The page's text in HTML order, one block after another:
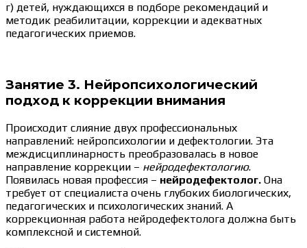
г) детей, нуждающихся в подборе рекомендаций и
методик реабилитации, коррекции и адекватных
педагогических приемов.
Занятие 3. Нейропсихологический
подход к коррекции внимания
Происходит слияние двух профессиональных
направлений: нейропсихологии и дефектологии. Эта
междисциплинарность преобразовалась в новое
направление коррекции – нейродефектологию.
Появилась новая профессия – нейродефектолог. Она
требует от специалиста очень глубоких биологических,
педагогических и психологических знаний. А
коррекционная работа нейродефектолога должна быть
комплексной и системной.